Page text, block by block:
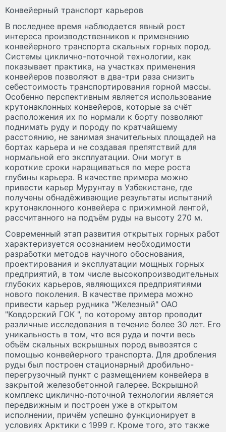
Конвейерный транспорт карьеров
В последнее время наблюдается явный рост
интереса производственников к применению
конвейерного транспорта скальных горных пород.
Системы циклично-поточной технологии, как
показывает практика, на участках применения
конвейеров позволяют в два-три раза снизить
себестоимость транспортирования горной массы.
Особенно перспективным является использование
крутонаклонных конвейеров, которые за счёт
расположения их по нормали к борту позволяют
поднимать руду и породу по кратчайшему
расстоянию, не занимая значительных площадей на
бортах карьера и не создавая препятствий для
нормальной его эксплуатации. Они могут в
короткие сроки наращиваться по мере роста
глубины карьера. В качестве примера можно
привести карьер Мурунтау в Узбекистане, где
получены обнадёживающие результаты испытаний
крутонаклонного конвейера с прижимной лентой,
рассчитанного на подъём руды на высоту 270 м.
Современный этап развития открытых горных работ
характеризуется осознанием необходимости
разработки методов научного обоснования,
проектирования и эксплуатации мощных горных
предприятий, в том числе высокопроизводительных
глубоких карьеров, являющихся предприятиями
нового поколения. В качестве примера можно
привести карьер рудника "Железный" ОАО
"Ковдорский ГОК ", по которому автор проводит
различные исследования в течение более 30 лет. Его
уникальность в том, что вся руда и почти весь
объём скальных вскрышных пород вывозятся с
помощью конвейерного транспорта. Для дробления
руды был построен стационарный дробильно-
перегрузочный пункт с размещением конвейера в
закрытой железобетонной галерее. Вскрышной
комплекс циклично-поточной технологии является
передвижным и построен уже в открытом
исполнении, причём успешно функционирует в
условиях Арктики с 1999 г. Кроме того, это также